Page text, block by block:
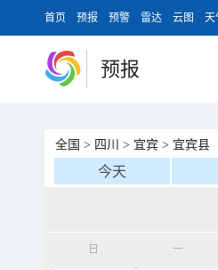
首页 预报 预警 雷达 云图 天
预报
全国 > 四川 > 宜宾 > 宜宾县
今天
日 一